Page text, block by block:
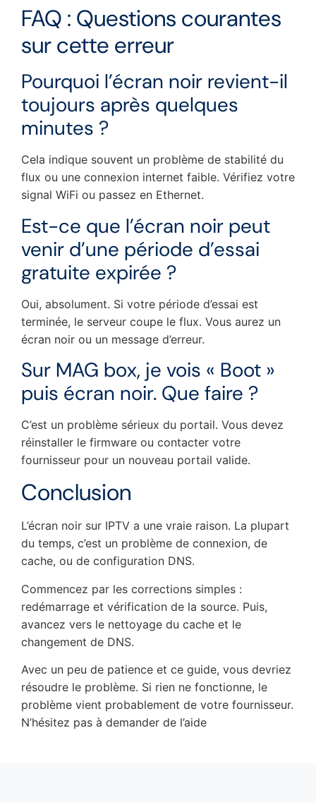
FAQ : Questions courantes
sur cette erreur
Pourquoi l’écran noir revient-il
toujours après quelques
minutes ?
Cela indique souvent un problème de stabilité du
flux ou une connexion internet faible. Vérifiez votre
signal WiFi ou passez en Ethernet.
Est-ce que l’écran noir peut
venir d’une période d’essai
gratuite expirée ?
Oui, absolument. Si votre période d’essai est
terminée, le serveur coupe le flux. Vous aurez un
écran noir ou un message d’erreur.
Sur MAG box, je vois « Boot »
puis écran noir. Que faire ?
C’est un problème sérieux du portail. Vous devez
réinstaller le firmware ou contacter votre
fournisseur pour un nouveau portail valide.
Conclusion
L’écran noir sur IPTV a une vraie raison. La plupart
du temps, c’est un problème de connexion, de
cache, ou de configuration DNS.
Commencez par les corrections simples :
redémarrage et vérification de la source. Puis,
avancez vers le nettoyage du cache et le
changement de DNS.
Avec un peu de patience et ce guide, vous devriez
résoudre le problème. Si rien ne fonctionne, le
problème vient probablement de votre fournisseur.
N’hésitez pas à demander de l’aide